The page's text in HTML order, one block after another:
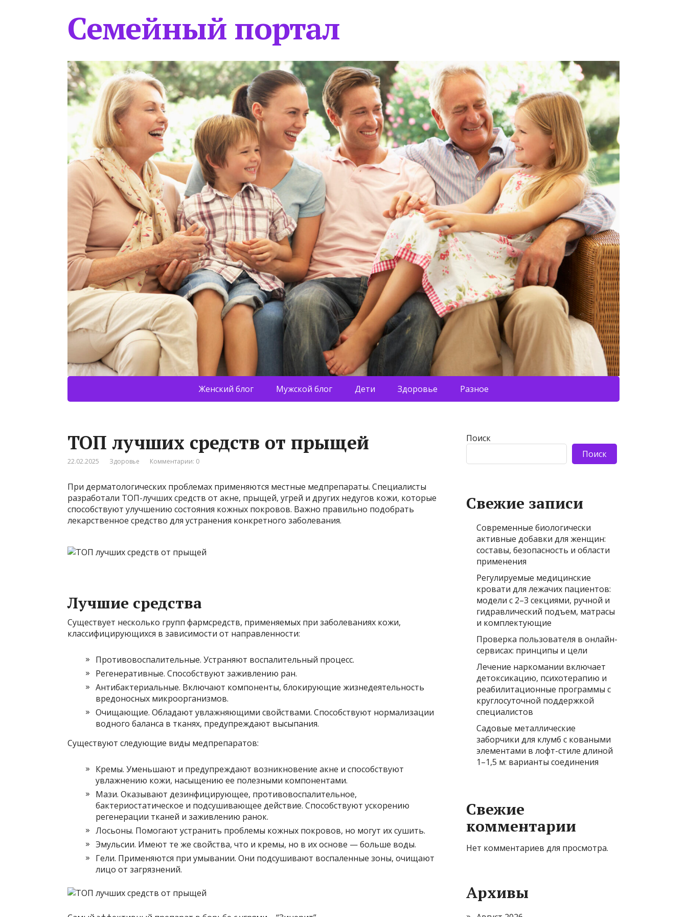
Семейный портал
Женский блог Мужской блог Дети Здоровье Разное
ТОП лучших средств от прыщей
22.02.2025 Здоровье Комментарии: 0
При дерматологических проблемах применяются местные медпрепараты. Специалисты
разработали ТОП-лучших средств от акне, прыщей, угрей и других недугов кожи, которые
способствуют улучшению состояния кожных покровов. Важно правильно подобрать
лекарственное средство для устранения конкретного заболевания.
Лучшие средства
Существует несколько групп фармсредств, применяемых при заболеваниях кожи,
классифицирующихся в зависимости от направленности:
Противовоспалительные. Устраняют воспалительный процесс.
Регенеративные. Способствуют заживлению ран.
Антибактериальные. Включают компоненты, блокирующие жизнедеятельность
вредоносных микроорганизмов.
Очищающие. Обладают увлажняющими свойствами. Способствуют нормализации
водного баланса в тканях, предупреждают высыпания.
Существуют следующие виды медпрепаратов:
Кремы. Уменьшают и предупреждают возникновение акне и способствуют
увлажнению кожи, насыщению ее полезными компонентами.
Мази. Оказывают дезинфицирующее, противовоспалительное,
бактериостатическое и подсушивающее действие. Способствуют ускорению
регенерации тканей и заживлению ранок.
Лосьоны. Помогают устранить проблемы кожных покровов, но могут их сушить.
Эмульсии. Имеют те же свойства, что и кремы, но в их основе — больше воды.
Гели. Применяются при умывании. Они подсушивают воспаленные зоны, очищают
лицо от загрязнений.
Поиск
Поиск
Свежие записи
Современные биологически
активные добавки для женщин:
составы, безопасность и области
применения
Регулируемые медицинские
кровати для лежачих пациентов:
модели с 2–3 секциями, ручной и
гидравлический подъем, матрасы
и комплектующие
Проверка пользователя в онлайн-
сервисах: принципы и цели
Лечение наркомании включает
детоксикацию, психотерапию и
реабилитационные программы с
круглосуточной поддержкой
специалистов
Садовые металлические
заборчики для клумб с коваными
элементами в лофт-стиле длиной
1–1,5 м: варианты соединения
Свежие
комментарии
Нет комментариев для просмотра.
Архивы